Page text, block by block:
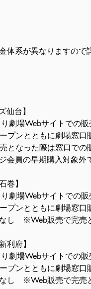
体系が異なりますので
仙台】
劇場Webサイトでの
プンとともに劇場窓口
となった際は窓口での
会員の早期購入対象外
巻】
劇場Webサイトでの
プンとともに劇場窓口
し　※Web販売で完売
利府】
劇場Webサイトでの
プンとともに劇場窓口
し　※Web販売で完売